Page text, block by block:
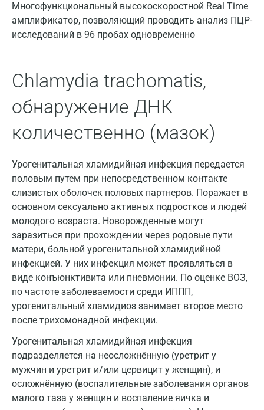
Многофункциональный высокоскоростной Real Time
амплификатор, позволяющий проводить анализ ПЦР-
исследований в 96 пробах одновременно
Chlamydia trachomatis,
обнаружение ДНК
количественно (мазок)
Урогенитальная хламидийная инфекция передается
половым путем при непосредственном контакте
слизистых оболочек половых партнеров. Поражает в
основном сексуально активных подростков и людей
молодого возраста. Новорожденные могут
заразиться при прохождении через родовые пути
матери, больной урогенитальной хламидийной
инфекцией. У них инфекция может проявляться в
виде конъюнктивита или пневмонии. По оценке ВОЗ,
по частоте заболеваемости среди ИППП,
урогенитальный хламидиоз занимает второе место
после трихомонадной инфекции.
Урогенитальная хламидийная инфекция
подразделяется на неосложнённую (уретрит у
мужчин и уретрит и/или цервицит у женщин), и
осложнённую (воспалительные заболевания органов
малого таза у женщин и воспаление яичка и
Видное
Владимир
Волжский
Вологда
Воронеж
Геленджик
Голубое
Дзержинск
Дзержинский
Дмитров
Долгопрудный
Екатеринбург
Жуковский
Звенигород